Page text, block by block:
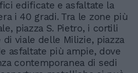
edificate e asfaltate la
i 40 gradi. Tra le zone più
piazza S. Pietro, i cortili
viale delle Milizie, piazza
asfaltate più ampie, dove
contemporanea di sedi